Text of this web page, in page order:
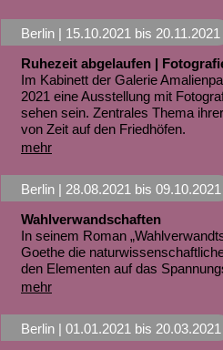
Berlin | 15.10.2021 bis 20.11.2021
Ruhezeit abgelaufen |
Im Kabinett der Galerie
2021 eine Ausstellung mit
sehen sein. Zentrales Thema
von Zeit auf den Friedhöfen.
mehr
Berlin | 28.08.2021 bis 09.10.2021
Wahlverwandschaften
In seinem Roman
Goethe die
den Elementen auf das
mehr
Berlin | 01.01.2021 bis 20.03.2021